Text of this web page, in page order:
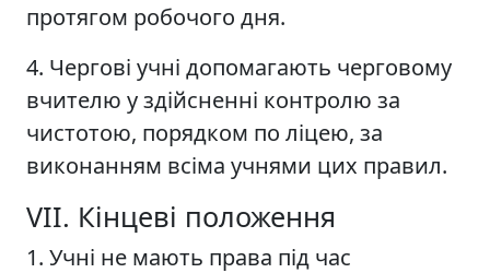
протягом робочого дня.
4. Чергові учні допомагають черговому
вчителю у здійсненні контролю за
чистотою, порядком по ліцею, за
виконанням всіма учнями цих правил.
VІІ. Кінцеві положення
1. Учні не мають права під час